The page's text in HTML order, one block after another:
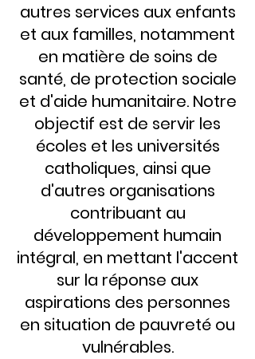
autres services aux enfants
et aux familles, notamment
en matière de soins de
santé, de protection sociale
et d'aide humanitaire. Notre
objectif est de servir les
écoles et les universités
catholiques, ainsi que
d'autres organisations
contribuant au
développement humain
intégral, en mettant l'accent
sur la réponse aux
aspirations des personnes
en situation de pauvreté ou
vulnérables.